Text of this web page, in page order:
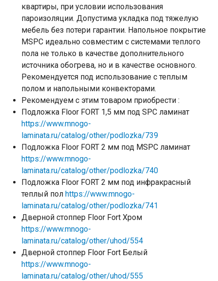
квартиры, при условии использования
пароизоляции. Допустима укладка под тяжелую
мебель без потери гарантии. Напольное покрытие
MSPC идеально совместим с системами теплого
пола не только в качестве дополнительного
источника обогрева, но и в качестве основного.
Рекомендуется под использование с теплым
полом и напольными конвекторами.
Рекомендуем с этим товаром приобрести :
Подложка Floor FORT 1,5 мм под SPC ламинат
https://www.mnogo-
laminata.ru/catalog/other/podlozka/739
Подложка Floor FORT 2 мм под MSPC ламинат
https://www.mnogo-
laminata.ru/catalog/other/podlozka/740
Подложка Floor FORT 2 мм под инфракрасный
теплый пол https://www.mnogo-
laminata.ru/catalog/other/podlozka/741
Дверной стоппер Floor Fort Хром
https://www.mnogo-
laminata.ru/catalog/other/uhod/554
Дверной стоппер Floor Fort Белый
https://www.mnogo-
laminata.ru/catalog/other/uhod/555